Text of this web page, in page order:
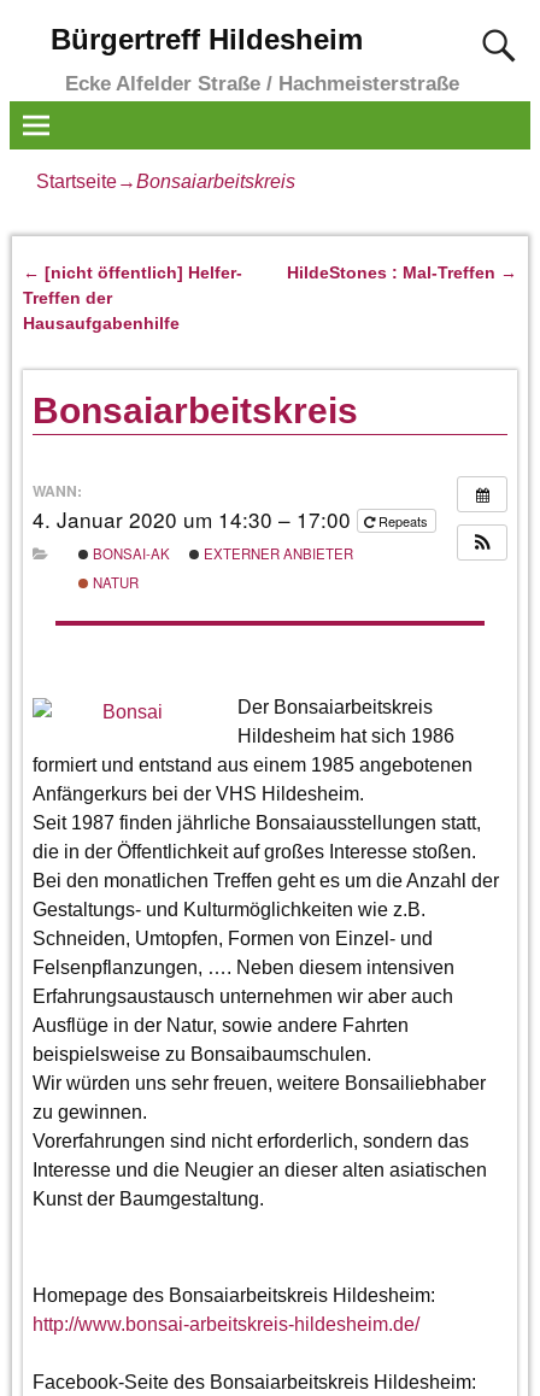
Bürgertreff Hildesheim
Ecke Alfelder Straße / Hachmeisterstraße
Startseite→Bonsaiarbeitskreis
Artikelnavigation
← [nicht öffentlich] Helfer-
Treffen der
Hausaufgabenhilfe
HildeStones : Mal-Treffen →
Bonsaiarbeitskreis
WANN:
4. Januar 2020 um 14:30 – 17:00
Repeats
BONSAI-AK
EXTERNER ANBIETER
NATUR
Der Bonsaiarbeitskreis
Hildesheim hat sich 1986
formiert und entstand aus einem 1985 angebotenen
Anfängerkurs bei der VHS Hildesheim.
Seit 1987 finden jährliche Bonsaiausstellungen statt,
die in der Öffentlichkeit auf großes Interesse stoßen.
Bei den monatlichen Treffen geht es um die Anzahl der
Gestaltungs- und Kulturmöglichkeiten wie z.B.
Schneiden, Umtopfen, Formen von Einzel- und
Felsenpflanzungen, …. Neben diesem intensiven
Erfahrungsaustausch unternehmen wir aber auch
Ausflüge in der Natur, sowie andere Fahrten
beispielsweise zu Bonsaibaumschulen.
Wir würden uns sehr freuen, weitere Bonsailiebhaber
zu gewinnen.
Vorerfahrungen sind nicht erforderlich, sondern das
Interesse und die Neugier an dieser alten asiatischen
Kunst der Baumgestaltung.
Homepage des Bonsaiarbeitskreis Hildesheim:
http://www.bonsai-arbeitskreis-hildesheim.de/
Facebook-Seite des Bonsaiarbeitskreis Hildesheim: